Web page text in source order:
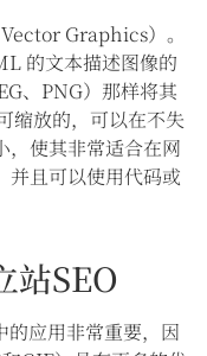
Graphics）。
的文本描述图像的
、PNG）那样将其
缩放的，可以在不失
，使其非常适合在网
并且可以使用代码或
站SEO
的应用非常重要，因